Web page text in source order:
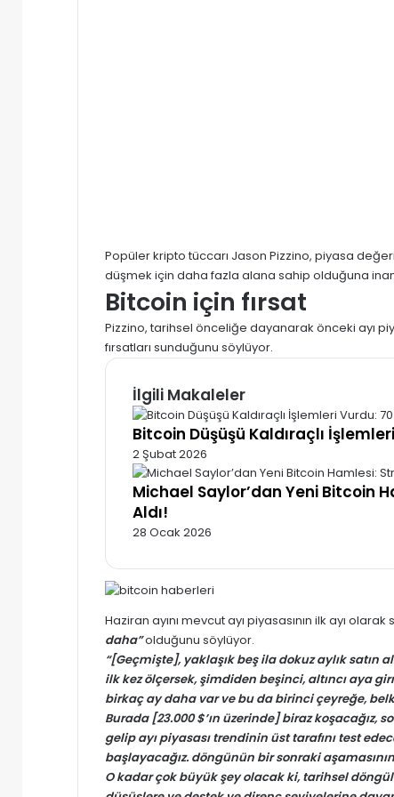
Popüler kripto tüccarı Jason Pizzino, piyasa
düşmek için daha fazla alana sahip olduğuna
Bitcoin için fırsat
Pizzino, tarihsel önceliğe dayanarak önceki ayı
fırsatları sunduğunu söylüyor.
İlgili Makaleler
Bitcoin Düşüşü Kaldıraçlı
2 Şubat 2026
Michael Saylor’dan Yeni Bitcoin
Aldı!
28 Ocak 2026
Haziran ayını mevcut ayı piyasasının ilk ayı
daha”olduğunu söylüyor.
“[Geçmişte], yaklaşık beş ila dokuz aylık satın
ilk kez ölçersek, şimdiden beşinci, altıncı aya
birkaç ay daha var ve bu da birinci çeyreğe,
Burada [23.000 $’ın üzerinde] biraz koşacağız,
gelip ayı piyasası trendinin üst tarafını test
başlayacağız. döngünün bir sonraki
O kadar çok büyük şey olacak ki, tarihsel